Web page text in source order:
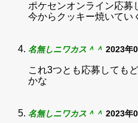
ポケセンオンライン応募
今からクッキー焼いてい
名無しニワカス＾＾ 2023年
これ3つとも応募しても
かな
名無しニワカス＾＾ 2023年